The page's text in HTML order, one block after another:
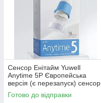
Сенсор Енітайм Yuwell
Anytime 5P Європейська
версія (є перезапуск) сенсор
безперервного моніторингу
глюкози (CGM) нового
Готово до відправки